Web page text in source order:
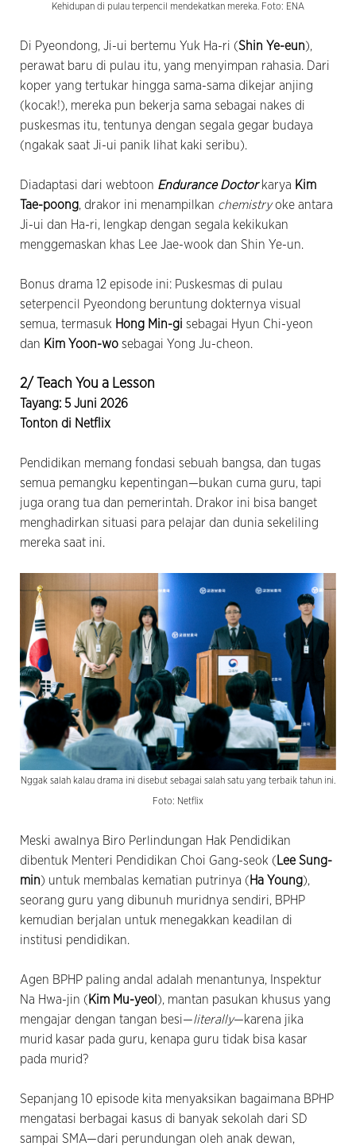
Kehidupan di pulau terpencil mendekatkan mereka. Foto: ENA
Di Pyeondong, Ji-ui bertemu Yuk Ha-ri (Shin Ye-eun),
perawat baru di pulau itu, yang menyimpan rahasia. Dari
koper yang tertukar hingga sama-sama dikejar anjing
(kocak!), mereka pun bekerja sama sebagai nakes di
puskesmas itu, tentunya dengan segala gegar budaya
(ngakak saat Ji-ui panik lihat kaki seribu).
Diadaptasi dari webtoon Endurance Doctorkarya Kim
Tae-poong, drakor ini menampilkan chemistryoke antara
Ji-ui dan Ha-ri, lengkap dengan segala kekikukan
menggemaskan khas Lee Jae-wook dan Shin Ye-un.
Bonus drama 12 episode ini: Puskesmas di pulau
seterpencil Pyeondong beruntung dokternya visual
semua, termasuk Hong Min-gi sebagai Hyun Chi-yeon
dan Kim Yoon-wo sebagai Yong Ju-cheon.
2/ Teach You a Lesson
Tayang: 5 Juni 2026
Tonton di Netflix
Pendidikan memang fondasi sebuah bangsa, dan tugas
semua pemangku kepentingan—bukan cuma guru, tapi
juga orang tua dan pemerintah. Drakor ini bisa banget
menghadirkan situasi para pelajar dan dunia sekeliling
mereka saat ini.
Nggak salah kalau drama ini disebut sebagai salah satu yang terbaik tahun ini.
Foto: Netflix
Meski awalnya Biro Perlindungan Hak Pendidikan
dibentuk Menteri Pendidikan Choi Gang-seok (Lee Sung-
min) untuk membalas kematian putrinya (Ha Young),
seorang guru yang dibunuh muridnya sendiri, BPHP
kemudian berjalan untuk menegakkan keadilan di
institusi pendidikan.
Agen BPHP paling andal adalah menantunya, Inspektur
Na Hwa-jin (Kim Mu-yeol ), mantan pasukan khusus yang
mengajar dengan tangan besi—literally—karena jika
murid kasar pada guru, kenapa guru tidak bisa kasar
pada murid?
Sepanjang 10 episode kita menyaksikan bagaimana BPHP
mengatasi berbagai kasus di banyak sekolah dari SD
sampai SMA—dari perundungan oleh anak dewan,